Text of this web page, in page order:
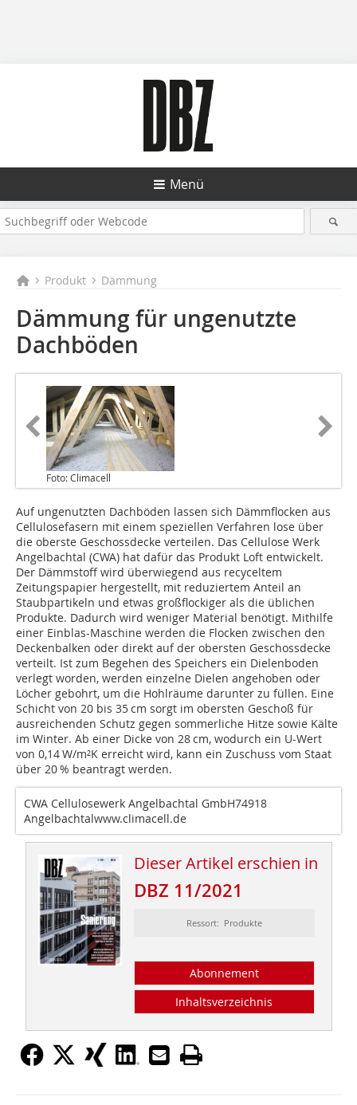
Menü
Produkt Dämmung
Dämmung für ungenutzte
Dachböden
Foto: Climacell
Auf ungenutzten Dachböden lassen sich Dämmflocken aus
Cellulosefasern mit einem speziellen Verfahren lose über
die oberste Geschossdecke verteilen. Das Cellulose Werk
Angelbachtal (CWA) hat dafür das Produkt Loft entwickelt.
Der Dämmstoff wird überwiegend aus recyceltem
Zeitungspapier hergestellt, mit reduziertem Anteil an
Staubpartikeln und etwas großflockiger als die üblichen
Produkte. Dadurch wird weniger Material benötigt. Mithilfe
einer Einblas-Maschine werden die Flocken zwischen den
Deckenbalken oder direkt auf der obersten Geschossdecke
verteilt. Ist zum Begehen des Speichers ein Dielenboden
verlegt worden, werden einzelne Dielen angehoben oder
Löcher gebohrt, um die Hohlräume darunter zu füllen. Eine
Schicht von 20 bis 35 cm sorgt im obers­ten Geschoß für
ausreichenden Schutz gegen sommerliche Hitze sowie Kälte
im Winter. Ab einer Dicke von 28 cm, wodurch ein U-Wert
von 0,14 W/m²K erreicht wird, kann ein Zuschuss vom Staat
über 20 % beantragt werden.
CWA Cellulosewerk Angelbachtal GmbH74918
Angelbachtalwww.climacell.de
Dieser Artikel erschien in
DBZ 11/2021
Ressort: Produkte
Abonnement
Inhaltsverzeichnis